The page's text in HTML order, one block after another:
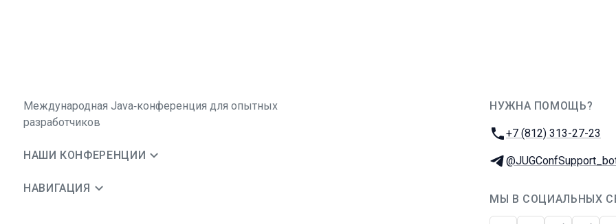
Международная Java‑конференция для опытных
разработчиков
НАШИ КОНФЕРЕНЦИИ
НАВИГАЦИЯ
НУЖНА ПОМОЩЬ?
Телефон:
+7 (812) 313-27-23
Телеграм:
МЫ В СОЦИАЛЬНЫХ